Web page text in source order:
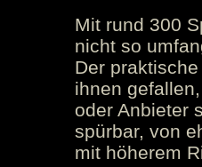
Mit rund 300
nicht so
Der
ihnen
oder Anbieter
spürbar, von
mit höherem